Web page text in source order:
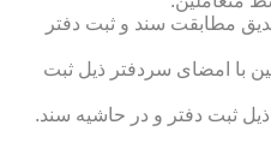
مطابقت سند و ثبت دفتر
با امضای سردفتر ذیل ثبت